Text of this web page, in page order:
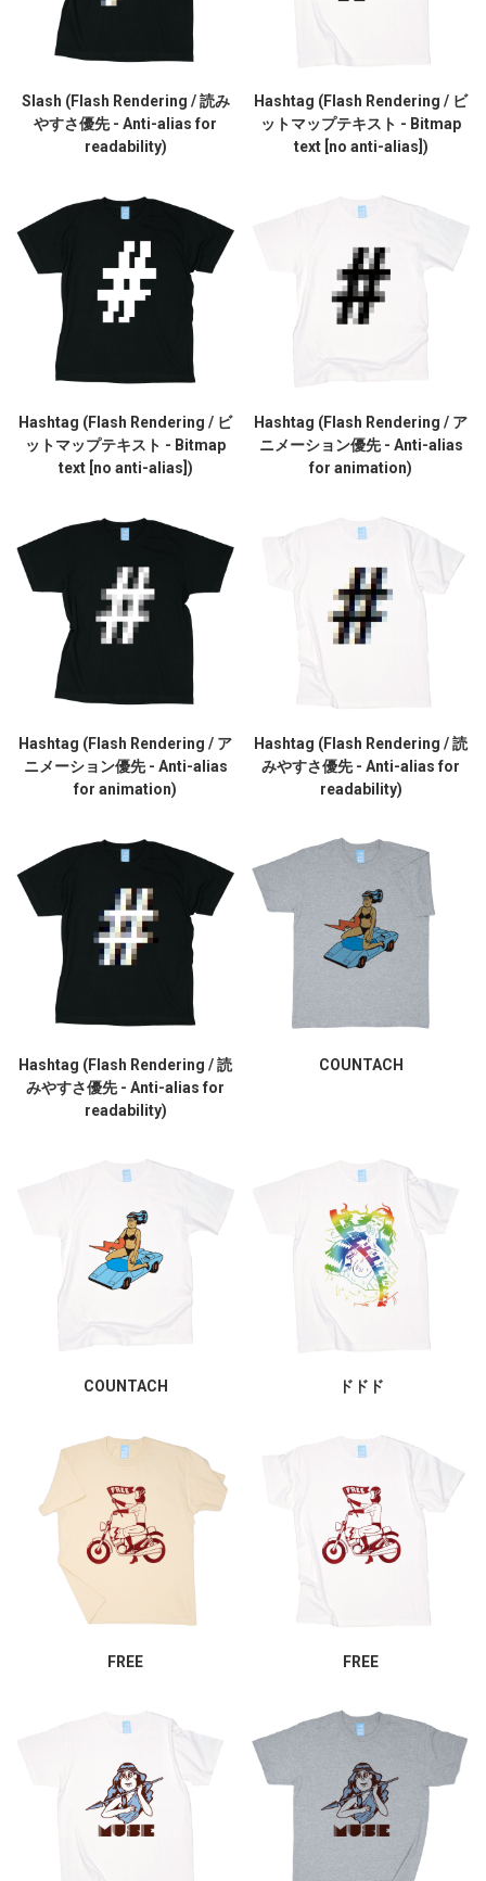
Slash (Flash Rendering / 読み
やすさ優先 - Anti-alias for
readability)
Hashtag (Flash Rendering / ビ
ットマップテキスト - Bitmap
text [no anti-alias])
Hashtag (Flash Rendering / ビ
ットマップテキスト - Bitmap
text [no anti-alias])
Hashtag (Flash Rendering / ア
ニメーション優先 - Anti-alias
for animation)
Hashtag (Flash Rendering / ア
ニメーション優先 - Anti-alias
for animation)
Hashtag (Flash Rendering / 読
みやすさ優先 - Anti-alias for
readability)
Hashtag (Flash Rendering / 読
みやすさ優先 - Anti-alias for
readability)
COUNTACH
COUNTACH ドドド
FREE FREE